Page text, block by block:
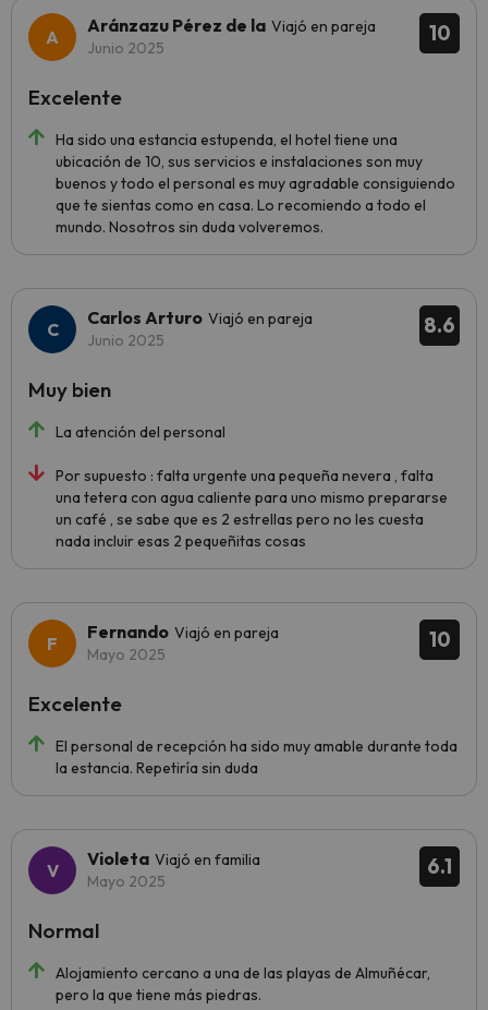
10
Aránzazu Pérez de la Viajó en pareja
Junio 2025
Ha sido una estancia estupenda, el hotel tiene una
ubicación de 10, sus servicios e instalaciones son muy
buenos y todo el personal es muy agradable consiguiendo
que te sientas como en casa. Lo recomiendo a todo el
mundo. Nosotros sin duda volveremos.
Excelente
8.6
Carlos Arturo Viajó en pareja
Junio 2025
La atención del personal
Por supuesto : falta urgente una pequeña nevera , falta
una tetera con agua caliente para uno mismo prepararse
un café , se sabe que es 2 estrellas pero no les cuesta
nada incluir esas 2 pequeñitas cosas
Muy bien
10
Fernando Viajó en pareja
Mayo 2025
El personal de recepción ha sido muy amable durante toda
la estancia. Repetiría sin duda
Excelente
6.1
Violeta Viajó en familia
Mayo 2025
Alojamiento cercano a una de las playas de Almuñécar,
pero la que tiene más piedras.
Normal